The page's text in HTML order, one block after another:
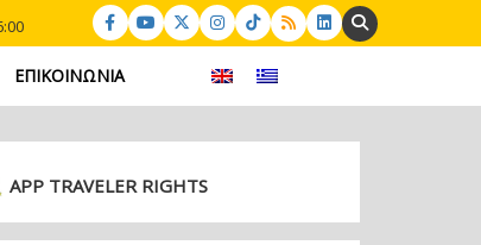
Search:
ΕΠΙΚΟΙΝΩΝΙΑ
APP TRAVELER RIGHTS